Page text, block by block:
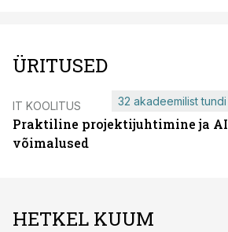
ÜRITUSED
IT KOOLITUS
Praktiline projektijuhtimine ja AI
võimalused
32 akadeemilist tundi
HETKEL KUUM